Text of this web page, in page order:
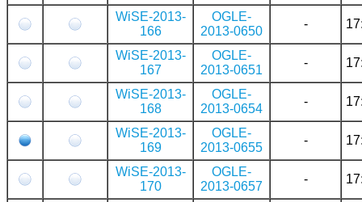
WiSE-2013-
166
OGLE-
2013-0650
-
WiSE-2013-
167
OGLE-
2013-0651
-
WiSE-2013-
168
OGLE-
2013-0654
-
WiSE-2013-
169
OGLE-
2013-0655
-
WiSE-2013-
170
OGLE-
2013-0657
-